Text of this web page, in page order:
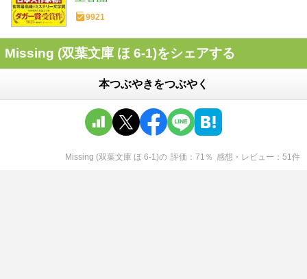
1)9921
Missing (双葉文庫 ほ 6-1)をシェアする
本つぶやきをつぶやく
Missing (双葉文庫 ほ 6-1)の 評価 71 ％ 感想・レビュー 51 件